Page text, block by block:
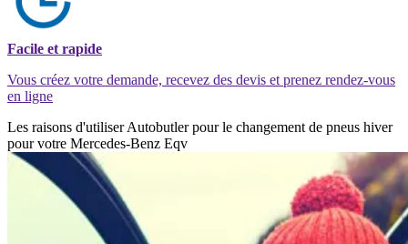
Facile et rapide
Vous créez votre demande, recevez des devis et prenez rendez-vous
en ligne
Les raisons d'utiliser Autobutler pour le changement de pneus hiver
pour votre Mercedes-Benz Eqv